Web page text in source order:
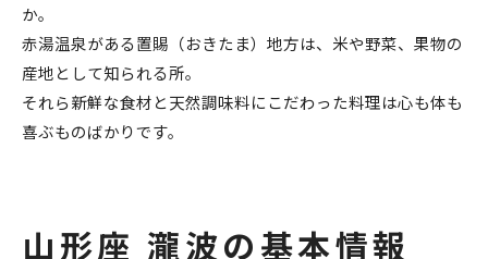
か。
赤湯温泉がある置賜（おきたま）地方は、米や野菜、果物の
産地として知られる所。
それら新鮮な食材と天然調味料にこだわった料理は心も体も
喜ぶものばかりです。
山形座 瀧波の基本情報